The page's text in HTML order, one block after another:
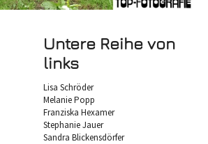
Untere Reihe von
links
Lisa Schröder
Melanie Popp
Franziska Hexamer
Stephanie Jauer
Sandra Blickensdörfer